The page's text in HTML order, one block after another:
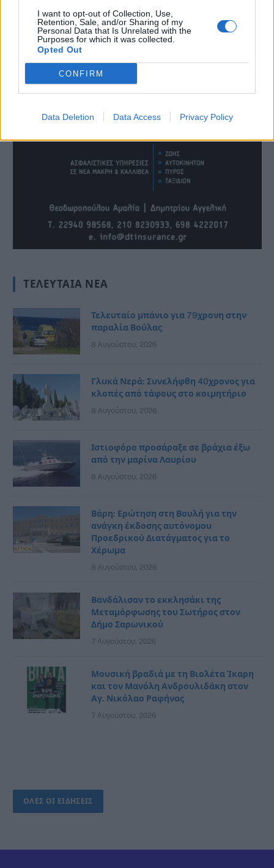
I want to opt-out of Collection, Use,
Retention, Sale, and/or Sharing of my
Personal Data that Is Unrelated with the
Purposes for which it was collected.
Opted Out
CONFIRM
Data Deletion Data Access Privacy Policy
ΤΕΛΕΥΤΑΊΑ ΝΈΑ
Τελευταίο μπάνιο για 79χρονη στην
παραλία Βούλας
8 Αυγούστου, 2026
Γλυκά Νερά: Συνελήφθη 40χρονος για
κλοπές από τάφους στο κοιμητήριο
8 Αυγούστου, 2026
Ιστιοφόρο προσάραξε σε βράχια έξω
από την μαρίνα Λαυρίου
8 Αυγούστου, 2026
Βάρη: Ερώτηση στη Βουλή για την
ανάγκη έκδοσης αυτόνομου
Προεδρικού Διατάγματος για το
Χέρωμα
8 Αυγούστου, 2026
Βανδάλισαν το εκκλησάκι της
Μεταμόρφωσης του Σωτήρος στον
Δήμο Σαρωνικού
7 Αυγούστου, 2026
Μουσική βραδιά με τη Βιολέτα Ίκαρη
και τον Μανόλη Ανδρουλιδάκη στον
Αγ. Νικόλαο Ραφήνας
7 Αυγούστου, 2026
ΟΛΕΣ ΟΙ ΕΙΔΗΣΕΙΣ